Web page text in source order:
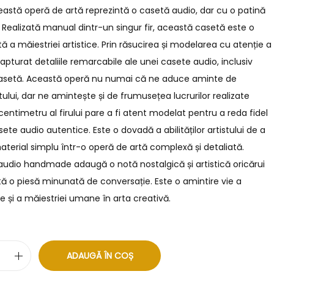
operă de artă reprezintă o casetă audio, dar cu o patină
manual dintr-un singur fir, această casetă este o
a măiestriei artistice. Prin răsucirea și modelarea cu atenție a
detaliile remarcabile ale unei casete audio, inclusiv
Această operă nu numai că ne aduce aminte de
dar ne amintește și de frumusețea lucrurilor realizate
al firului pare a fi atent modelat pentru a reda fidel
audio autentice. Este o dovadă a abilităților artistului de a
simplu într-o operă de artă complexă și detaliată.
handmade adaugă o notă nostalgică și artistică oricărui
o piesă minunată de conversație. Este o amintire vie a
și a măiestriei umane în arta creativă.
ADAUGĂ ÎN COȘ